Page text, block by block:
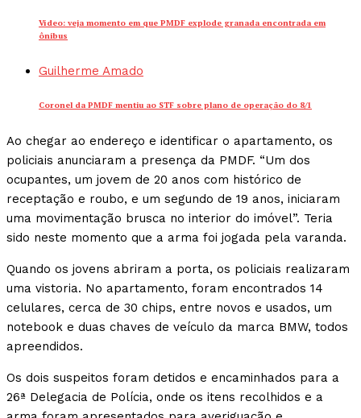
Vídeo: veja momento em que PMDF explode granada encontrada em
ônibus
Guilherme Amado
Coronel da PMDF mentiu ao STF sobre plano de operação do 8/1
Ao chegar ao endereço e identificar o apartamento, os
policiais anunciaram a presença da PMDF. “Um dos
ocupantes, um jovem de 20 anos com histórico de
receptação e roubo, e um segundo de 19 anos, iniciaram
uma movimentação brusca no interior do imóvel”. Teria
sido neste momento que a arma foi jogada pela varanda.
Quando os jovens abriram a porta, os policiais realizaram
uma vistoria. No apartamento, foram encontrados 14
celulares, cerca de 30 chips, entre novos e usados, um
notebook e duas chaves de veículo da marca BMW, todos
apreendidos.
Os dois suspeitos foram detidos e encaminhados para a
26ª Delegacia de Polícia, onde os itens recolhidos e a